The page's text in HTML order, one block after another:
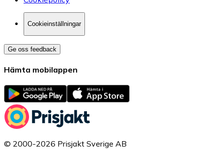
Cookieinställningar
Ge oss feedback
Hämta mobilappen
© 2000-2026 Prisjakt Sverige AB